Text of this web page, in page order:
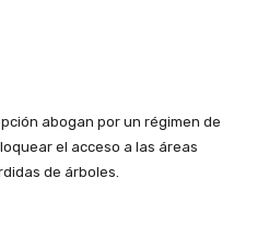
abogan por un régimen de
el acceso a las áreas
de árboles.